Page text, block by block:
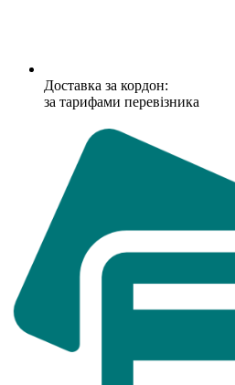
Доставка за кордон:
за тарифами перевізника